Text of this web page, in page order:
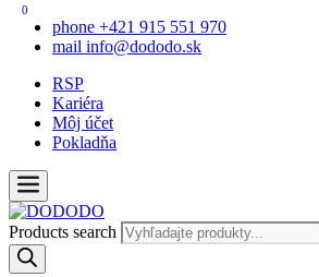
phone +421 915 551 970
mail info@dododo.sk
RSP
Kariéra
Môj účet
Pokladňa
Products search
0